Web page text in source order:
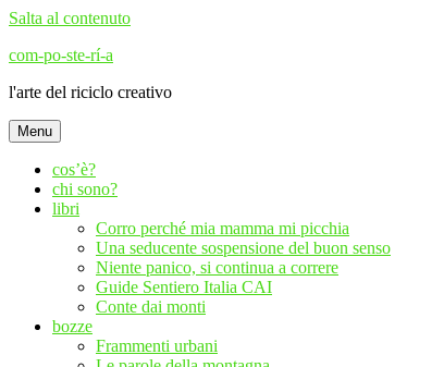
Salta al contenuto
com-po-ste-rí-a
l'arte del riciclo creativo
Menu
cos’è?
chi sono?
libri
Corro perché mia mamma mi picchia
Una seducente sospensione del buon senso
Niente panico, si continua a correre
Guide Sentiero Italia CAI
Conte dai monti
bozze
Frammenti urbani